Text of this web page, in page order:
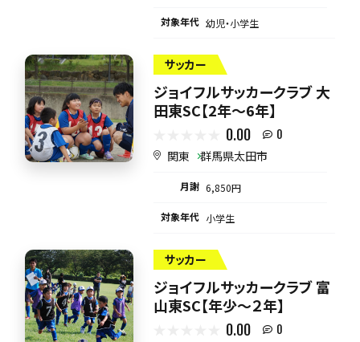
対象年代 幼児・小学生
サッカー
ジョイフルサッカークラブ 大
田東SC【2年～6年】
0.00 0
関東 群馬県太田市
月謝 6,850円
対象年代 小学生
サッカー
ジョイフルサッカークラブ 富
山東SC【年少～２年】
0.00 0